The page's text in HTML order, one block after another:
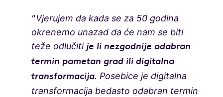
“Vjerujem da kada se za 50 godina
okrenemo unazad da će nam se biti
teže odlučiti je li nezgodnije odabran
termin pametan grad ili digitalna
transformacija. Posebice je digitalna
transformacija bedasto odabran termin